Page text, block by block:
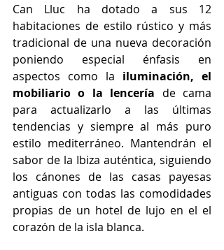
Can Lluc ha dotado a sus 12
habitaciones de estilo rústico y más
tradicional de una nueva decoración
poniendo especial énfasis en
aspectos como la iluminación, el
mobiliario o la lencería de cama
para actualizarlo a las últimas
tendencias y siempre al más puro
estilo mediterráneo. Mantendrán el
sabor de la Ibiza auténtica, siguiendo
los cánones de las casas payesas
antiguas con todas las comodidades
propias de un hotel de lujo en el el
corazón de la isla blanca.